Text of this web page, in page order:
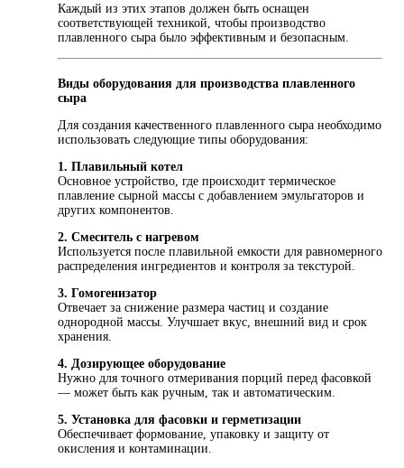
Каждый из этих этапов должен быть оснащен
соответствующей техникой, чтобы производство
плавленного сыра было эффективным и безопасным.
Виды оборудования для производства плавленного
сыра
Для создания качественного плавленного сыра необходимо
использовать следующие типы оборудования:
1. Плавильный котел
Основное устройство, где происходит термическое
плавление сырной массы с добавлением эмульгаторов и
других компонентов.
2. Смеситель с нагревом
Используется после плавильной емкости для равномерного
распределения ингредиентов и контроля за текстурой.
3. Гомогенизатор
Отвечает за снижение размера частиц и создание
однородной массы. Улучшает вкус, внешний вид и срок
хранения.
4. Дозирующее оборудование
Нужно для точного отмеривания порций перед фасовкой
— может быть как ручным, так и автоматическим.
5. Установка для фасовки и герметизации
Обеспечивает формование, упаковку и защиту от
окисления и контаминации.